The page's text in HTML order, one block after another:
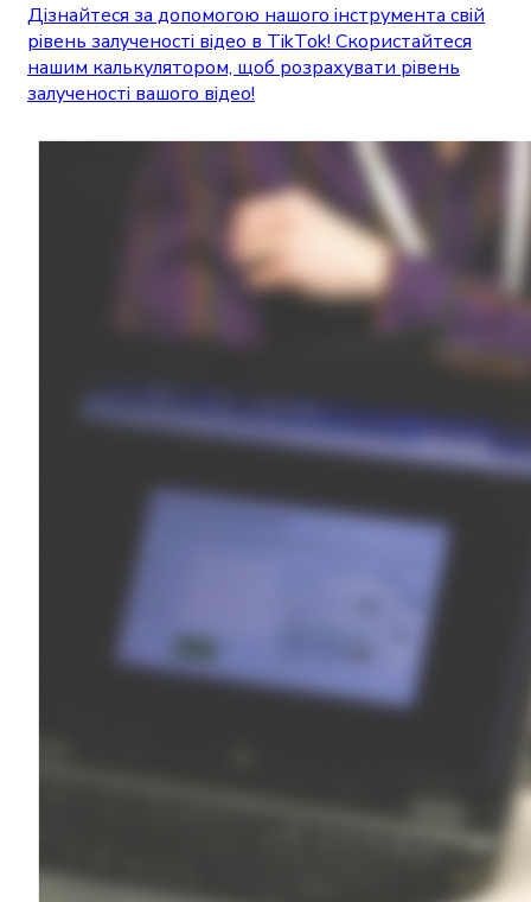
Дізнайтеся за допомогою нашого інструмента свій
рівень залученості відео в TikTok! Скористайтеся
нашим калькулятором, щоб розрахувати рівень
залученості вашого відео!